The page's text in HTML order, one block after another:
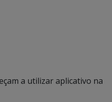
a utilizar aplicativo na